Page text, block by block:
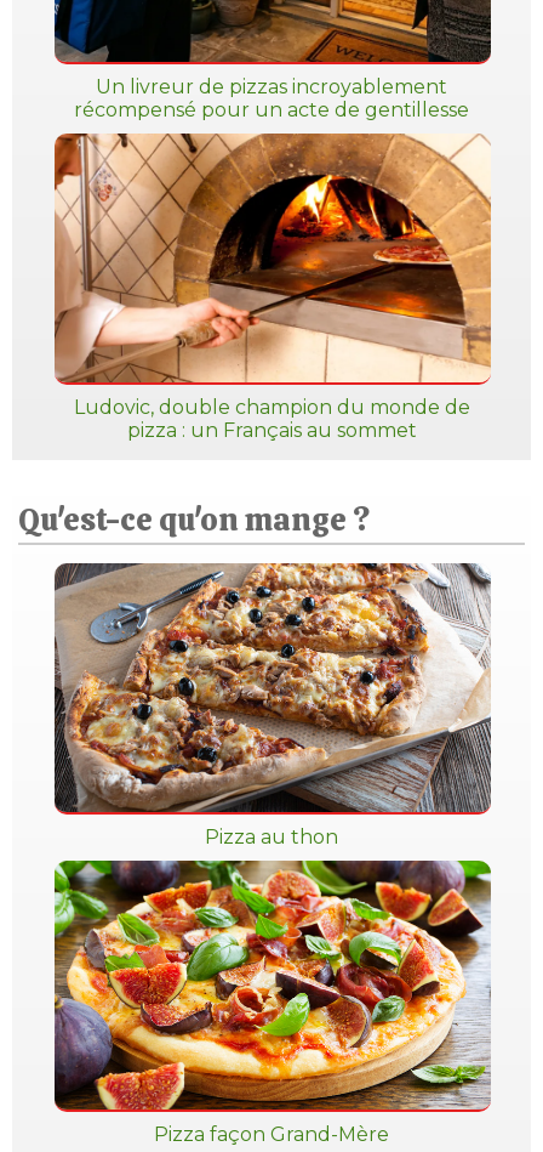
Un livreur de pizzas incroyablement
récompensé pour un acte de gentillesse
Ludovic, double champion du monde de
pizza : un Français au sommet
Qu'est-ce qu'on mange ?
Pizza au thon
Pizza façon Grand-Mère